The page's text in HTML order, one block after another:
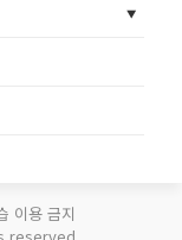
이용 금지